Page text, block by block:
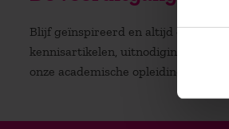
Blijf geïnspireerd en altijd op de
kennisartikelen, uitnodigingen voor
onze academische opleidingen.